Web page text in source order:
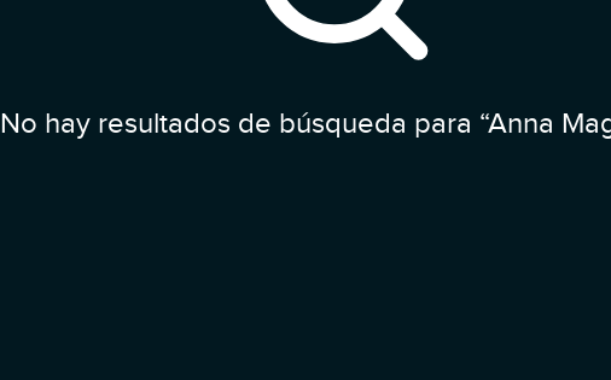
No hay resultados de búsqueda para “Anna